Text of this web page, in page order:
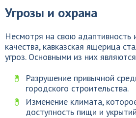
Угрозы и охрана
Несмотря на свою адаптивность
качества, кавказская ящерица
угроз. Основными из них
Разрушение привычной
городского строительства.
Изменение климата,
доступность пищи и